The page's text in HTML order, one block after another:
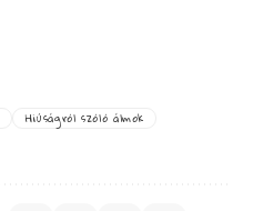
Hiúságról szóló álmok